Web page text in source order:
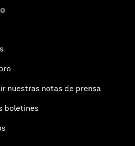
nuestras notas de prensa
boletines